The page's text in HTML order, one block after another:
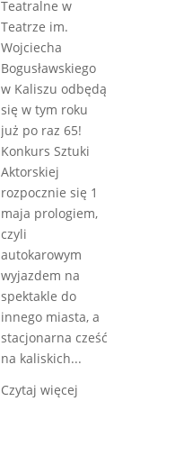
Teatralne w
Teatrze im.
Wojciecha
Bogusławskiego
w Kaliszu odbędą
się w tym roku
już po raz 65!
Konkurs Sztuki
Aktorskiej
rozpocznie się 1
maja prologiem,
czyli
autokarowym
wyjazdem na
spektakle do
innego miasta, a
stacjonarna cześć
na kaliskich...
Czytaj więcej